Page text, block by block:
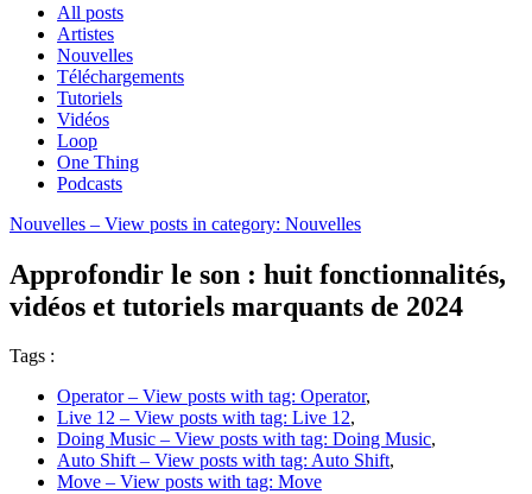
All posts
Artistes
Nouvelles
Téléchargements
Tutoriels
Vidéos
Loop
One Thing
Podcasts
Nouvelles – View posts in category: Nouvelles
Approfondir le son : huit fonctionnalités,
vidéos et tutoriels marquants de 2024
Tags :
Operator– View posts with tag: Operator,
Live 12 – View posts with tag: Live 12,
Doing Music – View posts with tag: Doing Music,
Auto Shift– View posts with tag: Auto Shift,
Move – View posts with tag: Move